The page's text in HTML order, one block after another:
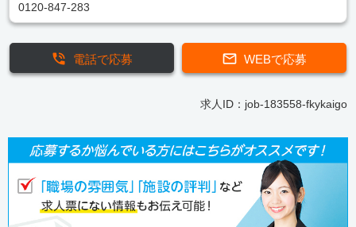
0120-847-283
WEBで応募
電話で応募
求人ID：job-183558-fkykaigo